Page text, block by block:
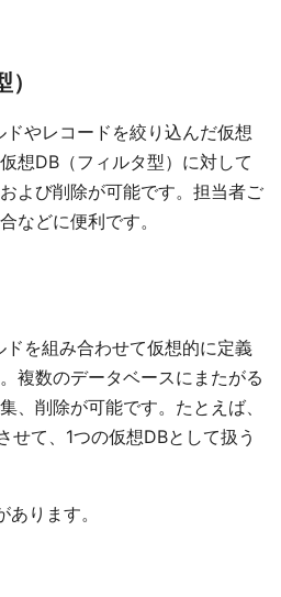
やレコードを絞り込んだ仮想
想DB（フィルタ型）に対して
よび削除が可能です。担当者ご
などに便利です。
を組み合わせて仮想的に定義
複数のデータベースにまたがる
、削除が可能です。たとえば、
せて、1つの仮想DBとして扱う
ります。